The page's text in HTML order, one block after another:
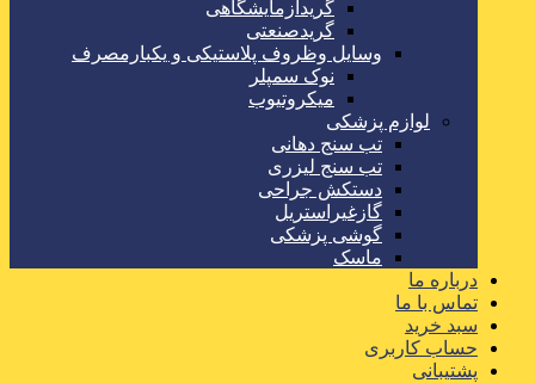
گریدآزمایشگاهی
گریدصنعتی
وسایل وظروف پلاستیکی و یکبارمصرف
نوک سمپلر
میکروتیوب
لوازم پزشکی
تب سنج دهانی
تب سنج لیزری
دستکش جراحی
گازغیراستریل
گوشی پزشکی
ماسک
درباره ما
تماس با ما
سبد خرید
حساب کاربری
پشتیبانی